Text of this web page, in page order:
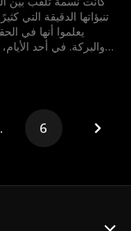
قدرات نسمة كان أعظم بكثير…تنبؤاتها الدقيقة التي
يعلموا أنها في
والبركة. في أحد الأيام،
لحظة دخولها بدأت
والكلب العجوز
6